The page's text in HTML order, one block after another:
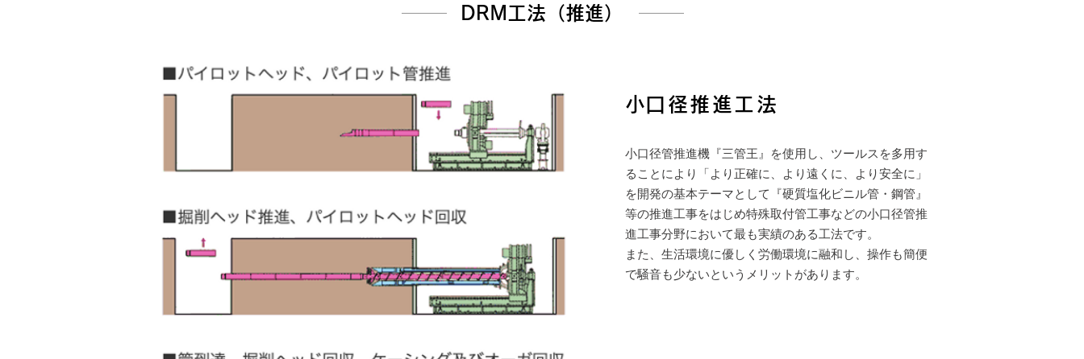
​DRM工法（推進）
​​小口径推進工法
小口径管推進機『三管王』を使用し、ツールスを多用す
ることにより「より正確に、より遠くに、より安全に」
を開発の基本テーマとして『硬質塩化ビニル管・鋼管』
等の推進工事をはじめ特殊取付管工事などの小口径管推
進工事分野において最も実績のある工法です。
また、生活環境に優しく労働環境に融和し、操作も簡便
で騒音も少ないというメリットがあります。